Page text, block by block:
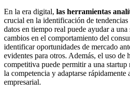
En la era digital, las herramientas
crucial en la identificación de tendencias
datos en tiempo real puede ayudar a
cambios en el comportamiento del
identificar oportunidades de mercado
evidentes para otros. Además, el uso de
competitiva puede permitir a una startup
la competencia y adaptarse rápidamente
empresarial.